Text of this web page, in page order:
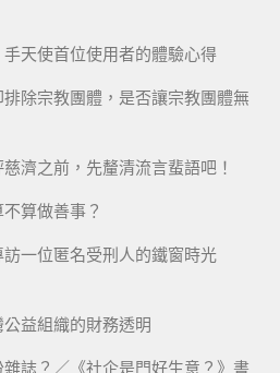
手天使首位使用者的體驗心得
排除宗教團體，是否讓宗教團體無
濟之前，先釐清流言蜚語吧！
算做善事？
一位匿名受刑人的鐵窗時光
益組織的財務透明
雜誌？／《社企是門好生意？》書